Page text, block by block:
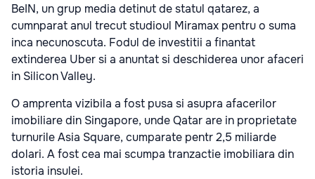
BeIN, un grup media detinut de statul qatarez, a
cumnparat anul trecut studioul Miramax pentru o suma
inca necunoscuta. Fodul de investitii a finantat
extinderea Uber si a anuntat si deschiderea unor afaceri
in Silicon Valley.
O amprenta vizibila a fost pusa si asupra afacerilor
imobiliare din Singapore, unde Qatar are in proprietate
turnurile Asia Square, cumparate pentr 2,5 miliarde
dolari. A fost cea mai scumpa tranzactie imobiliara din
istoria insulei.